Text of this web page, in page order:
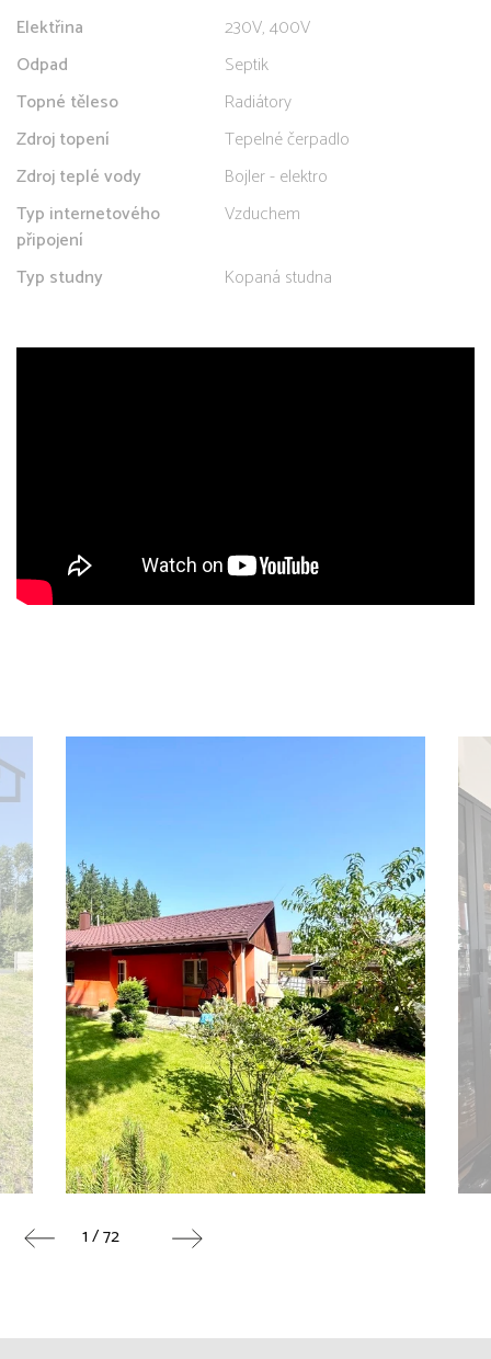
Elektřina
230V, 400V
Odpad
Septik
Topné těleso
Radiátory
Zdroj topení
Tepelné čerpadlo
Zdroj teplé vody
Bojler - elektro
Typ internetového
připojení
Vzduchem
Typ studny Kopaná studna
1 / 72